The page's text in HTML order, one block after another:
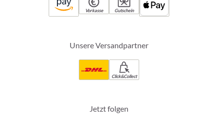
Vorkasse Gutschein
Unsere Versandpartner
Click&Collect
Jetzt folgen